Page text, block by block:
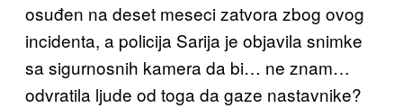
osuđen na deset meseci zatvora zbog ovog
incidenta, a policija Sarija je objavila snimke
sa sigurnosnih kamera da bi… ne znam…
odvratila ljude od toga da gaze nastavnike?